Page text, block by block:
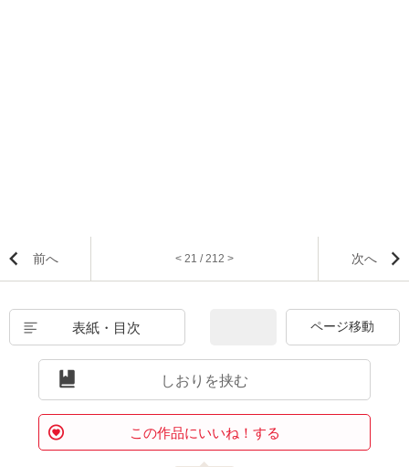
前へ < 21 / 212 > 次へ
表紙・目次
しおりを挟む
この作品にいいね！する